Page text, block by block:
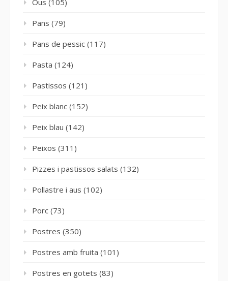
Ous (105)
Pans (79)
Pans de pessic (117)
Pasta (124)
Pastissos (121)
Peix blanc (152)
Peix blau (142)
Peixos (311)
Pizzes i pastissos salats (132)
Pollastre i aus (102)
Porc (73)
Postres (350)
Postres amb fruita (101)
Postres en gotets (83)